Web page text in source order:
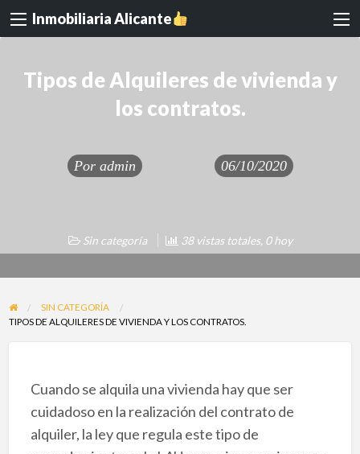
Inmobiliaria Alicante
Tipos de Alquileres de vivienda y
los contratos.
Por admin 06/10/2020
Sin categoría 38 vistas totales, 0 hoy
SIN CATEGORÍA
TIPOS DE ALQUILERES DE VIVIENDA Y LOS CONTRATOS.
Cuando se alquila una vivienda hay que ser
cuidadoso en la realización del contrato de
alquiler, la ley que regula este tipo de